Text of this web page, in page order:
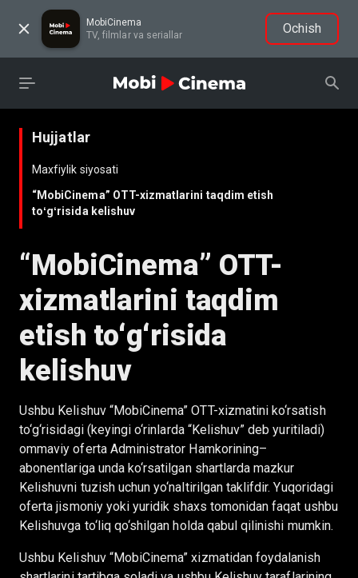
MobiCinema
TV, filmlar va seriallar
Ochish
“MobiCinema” OTT-
xizmatlarini taqdim
etish toʻgʻrisida
kelishuv
Ushbu Kelishuv “MobiCinema” OTT-xizmatini ko‘rsatish
to‘g‘risidagi (keyingi o‘rinlarda “Kelishuv” deb yuritiladi)
ommaviy oferta Administrator Hamkorining–
abonentlariga unda ko‘rsatilgan shartlarda mazkur
Kelishuvni tuzish uchun yo‘naltirilgan taklifdir. Yuqoridagi
oferta jismoniy yoki yuridik shaxs tomonidan faqat ushbu
Kelishuvga to‘liq qo‘shilgan holda qabul qilinishi mumkin.
Ushbu Kelishuv “MobiCinema” xizmatidan foydalanish
Hujjatlar
Maxfiylik siyosati
“MobiCinema” OTT-xizmatlarini taqdim etish
toʻgʻrisida kelishuv